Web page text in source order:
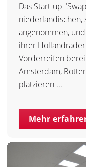
Das Start-up
niederländischen,
angenommen,
ihrer
Vorderreifen
Amsterdam,
platzieren ...
Mehr